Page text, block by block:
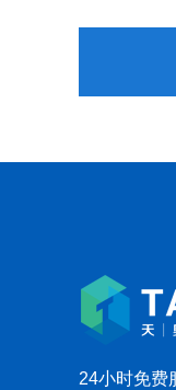
24小时免费